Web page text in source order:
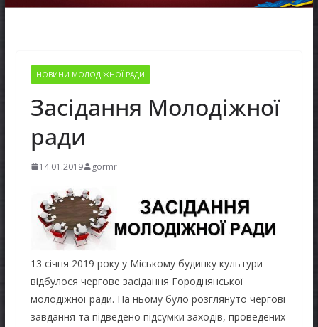
НОВИНИ МОЛОДІЖНОЇ РАДИ
Засідання Молодіжної
ради
14.01.2019 gormr
13 січня 2019 року у Міському будинку культури
відбулося чергове засідання Городнянської
молодіжної ради. На ньому було розглянуто чергові
завдання та підведено підсумки заходів, проведених